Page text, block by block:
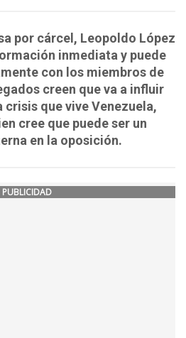
por cárcel, Leopoldo López
inmediata y puede
con los miembros de
creen que va a influir
que vive Venezuela,
cree que puede ser un
en la oposición.
PUBLICIDAD